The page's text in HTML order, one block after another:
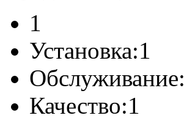
1
Установка:1
Обслуживание:
Качество:1